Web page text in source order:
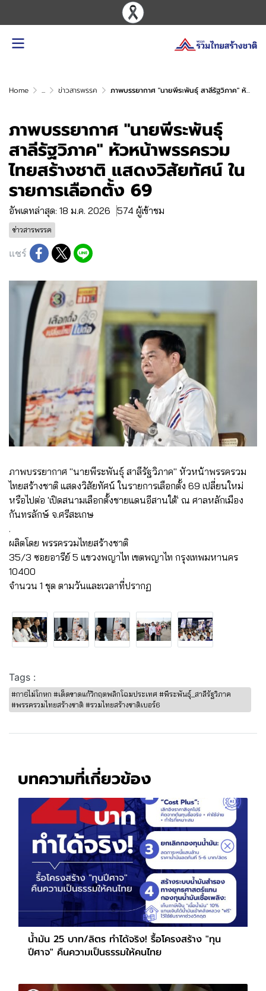
Home ... ข่าวสารพรรค ภาพบรรยากาศ "นายพีระพันธุ์ สาลีรัฐวิภาค" หัวหน้าพรรครวมไทยสร้างชาติ แสดงวิสัยทัศน์ ในรายการเลือกตั้ง 69
ภาพบรรยากาศ "นายพีระพันธุ์
สาลีรัฐวิภาค" หัวหน้าพรรครวม
ไทยสร้างชาติ แสดงวิสัยทัศน์ ใน
รายการเลือกตั้ง 69
อัพเดทล่าสุด: 18 ม.ค. 2026 574 ผู้เข้าชม
ข่าวสารพรรค
แชร์
ภาพบรรยากาศ "นายพีระพันธุ์ สาลีรัฐวิภาค" หัวหน้าพรรครวม
ไทยสร้างชาติ แสดงวิสัยทัศน์ ในรายการเลือกตั้ง 69 เปลี่ยนใหม่
หรือไปต่อ 'เปิดสนามเลือกตั้งชายแดนอีสานใต้' ณ ศาลหลักเมือง
กันทรลักษ์ จ.ศรีสะเกษ
.
ผลิตโดย พรรครวมไทยสร้างชาติ
35/3 ซอยอารีย์ 5 แขวงพญาไท เขตพญาไท กรุงเทพมหานคร
10400
จำนวน 1 ชุด ตามวันและเวลาที่ปรากฏ
Tags :
#กา6ไม่โกหก #เด็ดขาดแก้วิกฤตพลิกโฉมประเทศ #พีระพันธุ์_สาลีรัฐวิภาค
#พรรครวมไทยสร้างชาติ #รวมไทยสร้างชาติเบอร์6
บทความที่เกี่ยวข้อง
น้ำมัน 25 บาท/ลิตร ทำได้จริง! รื้อโครงสร้าง "ทุน
ปีศาจ" คืนความเป็นธรรมให้คนไทย